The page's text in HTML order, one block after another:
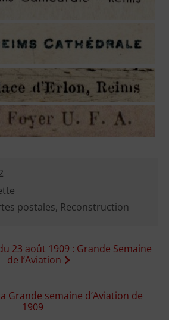
postales, Reconstruction
23 août 1909 : Grande Semaine
de l’Aviation
Grande semaine d’Aviation de
1909